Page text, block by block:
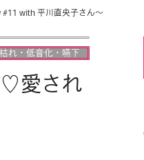
with 平川直央子さん〜
れ・低音化・嚥下
♡愛され